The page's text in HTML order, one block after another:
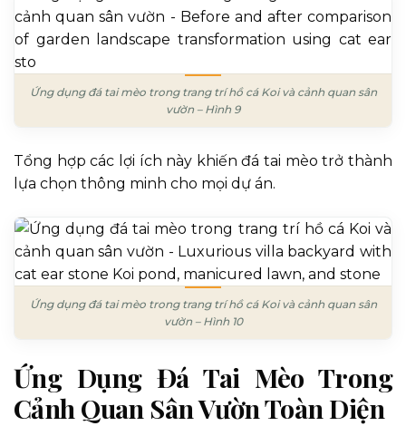
Ứng dụng đá tai mèo trong trang trí hồ cá Koi và cảnh quan sân
vườn – Hình 9
Tổng hợp các lợi ích này khiến đá tai mèo trở thành
lựa chọn thông minh cho mọi dự án.
Ứng dụng đá tai mèo trong trang trí hồ cá Koi và cảnh quan sân
vườn – Hình 10
Ứng Dụng Đá Tai Mèo Trong
Cảnh Quan Sân Vườn Toàn Diện